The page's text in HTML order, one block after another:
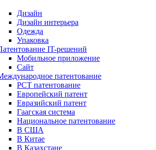
Дизайн
Дизайн интерьера
Одежда
Упаковка
IT-решений
Мобильное приложение
Сайт
патентование
PCT патентование
Европейский патент
Евразийский патент
Гаагская система
Национальное патентование
В США
В Китае
В Казахстане